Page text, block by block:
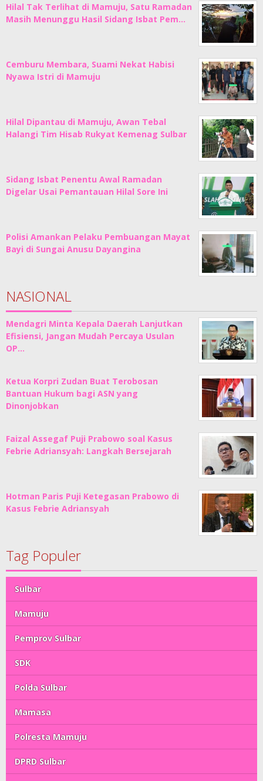
Hilal Tak Terlihat di Mamuju, Satu Ramadan
Masih Menunggu Hasil Sidang Isbat Pem…
Cemburu Membara, Suami Nekat Habisi
Nyawa Istri di Mamuju
Hilal Dipantau di Mamuju, Awan Tebal
Halangi Tim Hisab Rukyat Kemenag Sulbar
Sidang Isbat Penentu Awal Ramadan
Digelar Usai Pemantauan Hilal Sore Ini
Polisi Amankan Pelaku Pembuangan Mayat
Bayi di Sungai Anusu Dayangina
NASIONAL
Mendagri Minta Kepala Daerah Lanjutkan
Efisiensi, Jangan Mudah Percaya Usulan
OP…
Ketua Korpri Zudan Buat Terobosan
Bantuan Hukum bagi ASN yang
Dinonjobkan
Faizal Assegaf Puji Prabowo soal Kasus
Febrie Adriansyah: Langkah Bersejarah
Hotman Paris Puji Ketegasan Prabowo di
Kasus Febrie Adriansyah
Tag Populer
Sulbar
Mamuju
Pemprov Sulbar
SDK
Polda Sulbar
Mamasa
Polresta Mamuju
DPRD Sulbar